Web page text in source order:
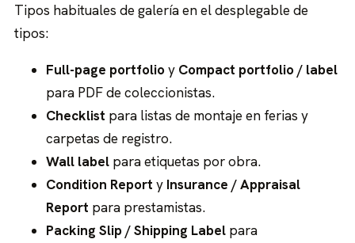
Tipos habituales de galería en el desplegable de
tipos:
Full-page portfolioy Compact portfolio / label
para PDF de coleccionistas.
Checklist para listas de montaje en ferias y
carpetas de registro.
Wall label para etiquetas por obra.
Condition Report y Insurance / Appraisal
Report para prestamistas.
Packing Slip / Shipping Label para